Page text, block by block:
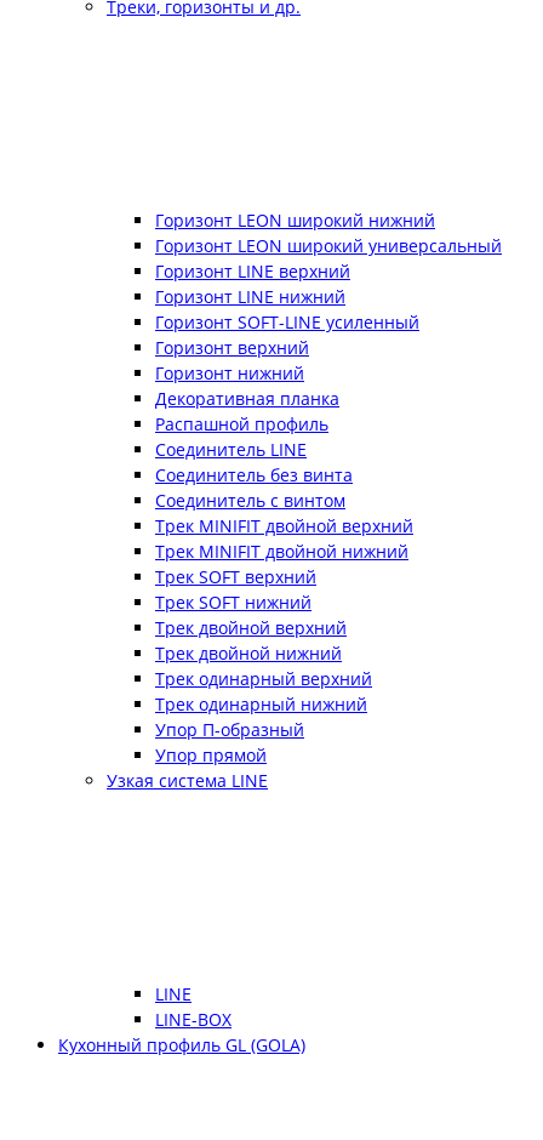
Треки, горизонты и др.
Горизонт LEON широкий нижний
Горизонт LEON широкий универсальный
Горизонт LINE верхний
Горизонт LINE нижний
Горизонт SOFT-LINE усиленный
Горизонт верхний
Горизонт нижний
Декоративная планка
Распашной профиль
Соединитель LINE
Соединитель без винта
Соединитель с винтом
Трек MINIFIT двойной верхний
Трек MINIFIT двойной нижний
Трек SOFT верхний
Трек SOFT нижний
Трек двойной верхний
Трек двойной нижний
Трек одинарный верхний
Трек одинарный нижний
Упор П-образный
Упор прямой
Узкая система LINE
LINE
LINE-BOX
Кухонный профиль GL (GOLA)